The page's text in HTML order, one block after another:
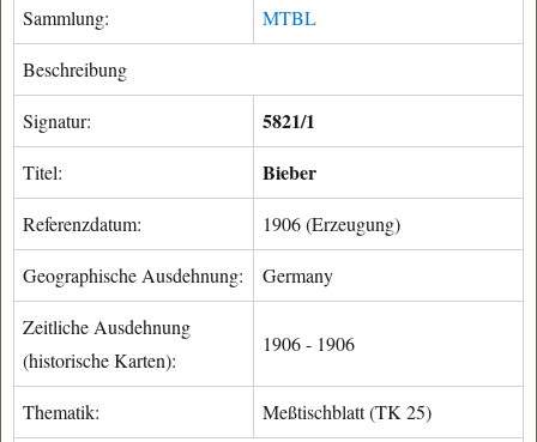
Sammlung: MTBL
Beschreibung
Signatur: 5821/1
Titel: Bieber
Referenzdatum: 1906 (Erzeugung)
Geographische Ausdehnung: Germany
Zeitliche Ausdehnung
(historische Karten):
1906 - 1906
Thematik: Meßtischblatt (TK 25)